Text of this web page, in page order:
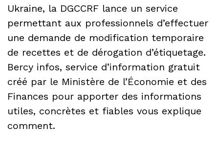
Ukraine, la DGCCRF lance un service
permettant aux professionnels d’effectuer
une demande de modification temporaire
de recettes et de dérogation d’étiquetage.
Bercy infos, service d’information gratuit
créé par le Ministère de l’Économie et des
Finances pour apporter des informations
utiles, concrètes et fiables vous explique
comment.